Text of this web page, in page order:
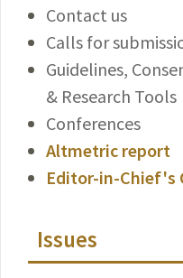
Contact us
Calls for
Guidelines,
& Research Tools
Conferences
Altmetric report
Editor-in-Chief's
Issues